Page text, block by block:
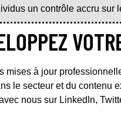
un contrôle accru sur
mises à jour
le secteur et du contenu
nous sur LinkedIn,